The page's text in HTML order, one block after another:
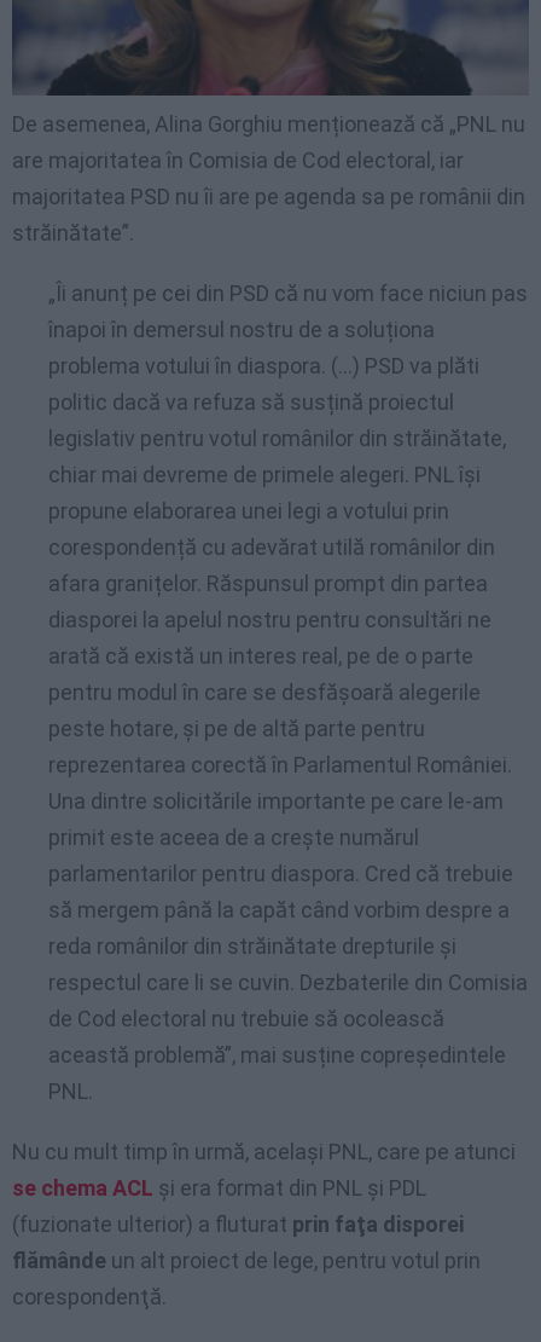
De asemenea, Alina Gorghiu menționează că „PNL nu
are majoritatea în Comisia de Cod electoral, iar
majoritatea PSD nu îi are pe agenda sa pe românii din
străinătate”.
„Îi anunț pe cei din PSD că nu vom face niciun pas
înapoi în demersul nostru de a soluționa
problema votului în diaspora. (…) PSD va plăti
politic dacă va refuza să susțină proiectul
legislativ pentru votul românilor din străinătate,
chiar mai devreme de primele alegeri. PNL își
propune elaborarea unei legi a votului prin
corespondență cu adevărat utilă românilor din
afara granițelor. Răspunsul prompt din partea
diasporei la apelul nostru pentru consultări ne
arată că există un interes real, pe de o parte
pentru modul în care se desfășoară alegerile
peste hotare, și pe de altă parte pentru
reprezentarea corectă în Parlamentul României.
Una dintre solicitările importante pe care le-am
primit este aceea de a crește numărul
parlamentarilor pentru diaspora. Cred că trebuie
să mergem până la capăt când vorbim despre a
reda românilor din străinătate drepturile și
respectul care li se cuvin. Dezbaterile din Comisia
de Cod electoral nu trebuie să ocolească
această problemă”, mai susține copreședintele
PNL.
Nu cu mult timp în urmă, acelaşi PNL, care pe atunci
se chema ACL şi era format din PNL şi PDL
(fuzionate ulterior) a fluturat prin faţa disporei
flămânde un alt proiect de lege, pentru votul prin
corespondenţă.